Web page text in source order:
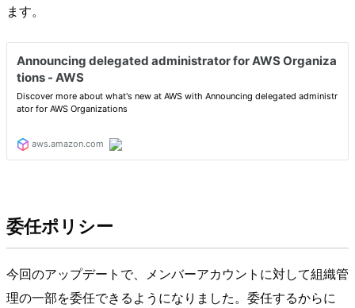
ます。
委任ポリシー
今回のアップデートで、メンバーアカウントに対して組織管
理の一部を委任できるようになりました。委任するからに